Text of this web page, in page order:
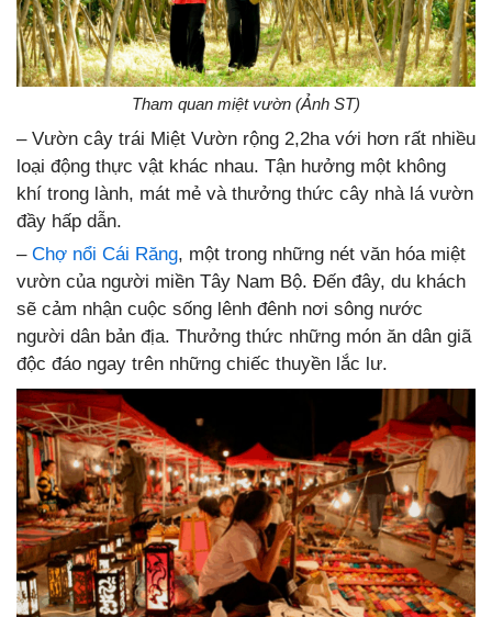
Tham quan miệt vườn (Ảnh ST)
– Vườn cây trái Miệt Vườn rộng 2,2ha với hơn rất nhiều
loại động thực vật khác nhau. Tận hưởng một không
khí trong lành, mát mẻ và thưởng thức cây nhà lá vườn
đầy hấp dẫn.
– Chợ nổi Cái Răng, một trong những nét văn hóa miệt
vườn của người miền Tây Nam Bộ. Đến đây, du khách
sẽ cảm nhận cuộc sống lênh đênh nơi sông nước
người dân bản địa. Thưởng thức những món ăn dân giã
độc đáo ngay trên những chiếc thuyền lắc lư.